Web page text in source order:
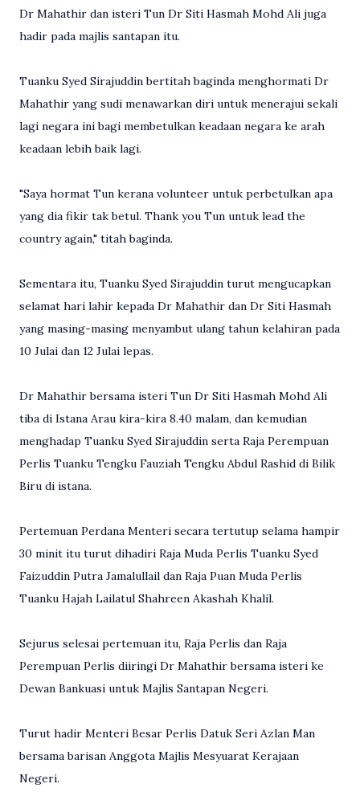
Dr Mahathir dan isteri Tun Dr Siti Hasmah Mohd Ali juga
hadir pada majlis santapan itu.
Tuanku Syed Sirajuddin bertitah baginda menghormati Dr
Mahathir yang sudi menawarkan diri untuk menerajui sekali
lagi negara ini bagi membetulkan keadaan negara ke arah
keadaan lebih baik lagi.
"Saya hormat Tun kerana volunteer untuk perbetulkan apa
yang dia fikir tak betul. Thank you Tun untuk lead the
country again," titah baginda.
Sementara itu, Tuanku Syed Sirajuddin turut mengucapkan
selamat hari lahir kepada Dr Mahathir dan Dr Siti Hasmah
yang masing-masing menyambut ulang tahun kelahiran pada
10 Julai dan 12 Julai lepas.
Dr Mahathir bersama isteri Tun Dr Siti Hasmah Mohd Ali
tiba di Istana Arau kira-kira 8.40 malam, dan kemudian
menghadap Tuanku Syed Sirajuddin serta Raja Perempuan
Perlis Tuanku Tengku Fauziah Tengku Abdul Rashid di Bilik
Biru di istana.
Pertemuan Perdana Menteri secara tertutup selama hampir
30 minit itu turut dihadiri Raja Muda Perlis Tuanku Syed
Faizuddin Putra Jamalullail dan Raja Puan Muda Perlis
Tuanku Hajah Lailatul Shahreen Akashah Khalil.
Sejurus selesai pertemuan itu, Raja Perlis dan Raja
Perempuan Perlis diiringi Dr Mahathir bersama isteri ke
Dewan Bankuasi untuk Majlis Santapan Negeri.
Turut hadir Menteri Besar Perlis Datuk Seri Azlan Man
bersama barisan Anggota Majlis Mesyuarat Kerajaan
Negeri.